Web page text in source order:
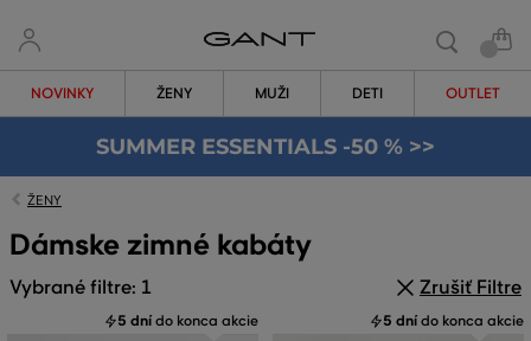
NOVINKY ŽENY MUŽI DETI OUTLET
SUMMER ESSENTIALS -50 % >>
ŽENY
Dámske zimné kabáty
Vybrané filtre: 1 Zrušiť Filtre
5 dní do konca akcie 5 dní do konca akcie